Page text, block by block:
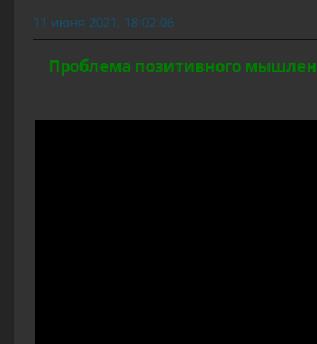
11 июня 2021, 18:02:06
Проблема позитивного